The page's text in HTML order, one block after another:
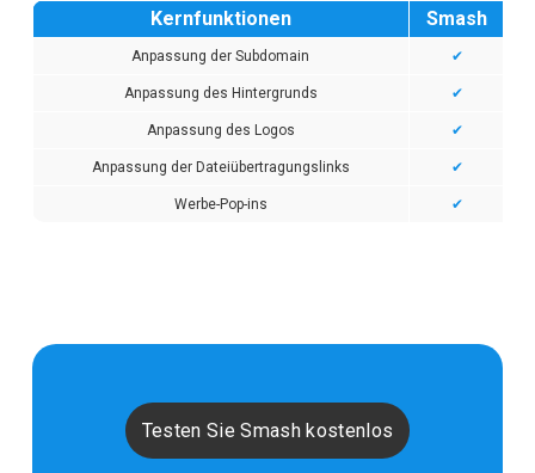
Kernfunktionen Smash
Anpassung der Subdomain ✔
Anpassung des Hintergrunds ✔
Anpassung des Logos ✔
Anpassung der Dateiübertragungslinks ✔
Werbe-Pop-ins ✔
Testen Sie Smash kostenlos